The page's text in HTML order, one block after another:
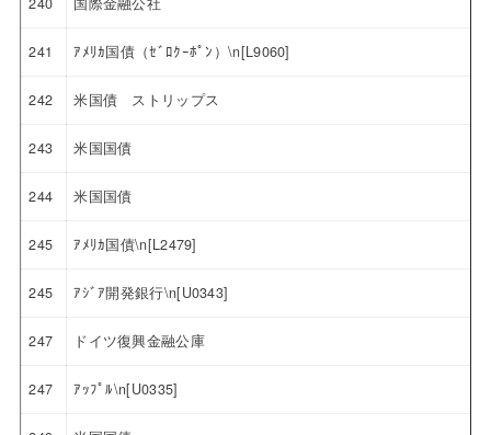
241 ｱﾒﾘｶ国債（ｾﾞﾛｸｰﾎﾟﾝ）\n[L9060]
242 米国債 ストリップス
243 米国国債
244 米国国債
245 ｱﾒﾘｶ国債\n[L2479]
245 ｱｼﾞｱ開発銀行\n[U0343]
247 ドイツ復興金融公庫
247 ｱｯﾌﾟﾙ\n[U0335]